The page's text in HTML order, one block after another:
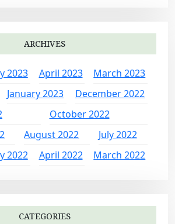
ARCHIVES
2023 April 2023
March 2023
January 2023
December 2022
October 2022
August 2022
July 2022
2022 April 2022 March 2022
CATEGORIES